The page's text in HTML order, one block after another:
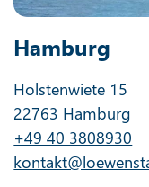
Hamburg
Holstenwiete 15
22763 Hamburg
+49 40 3808930